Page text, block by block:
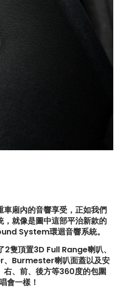
廂內的音響享受，正如我們
就像是圖中這部平治新款的
System環迴音響系統。
隻頂置3D Full Range喇叭、
、Burmester喇叭面蓋以及安
、前、後方等360度的包圍
會一樣！